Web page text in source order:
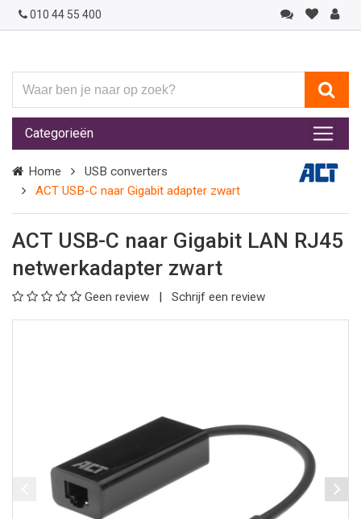
010 44 55 400
ben
je
naar
op
zoek?
Categorieën
Home
USB converters
ACT USB-C naar Gigabit adapter zwart
ACT USB-C naar Gigabit LAN RJ45
netwerkadapter zwart
Geen review Schrijf een review